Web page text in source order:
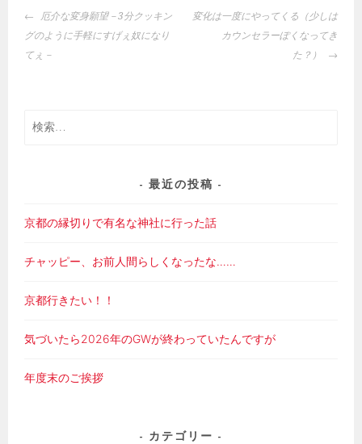
投
稿
ナ
シ
厄介な変身願望－3分クッキン
グのように手軽にすげぇ奴になり
てぇ－
変化は一度にやってくる（少しは
カウンセラーぽくなってき
た？）
検
最近の投稿
京都の縁切りで有名な神社に行った話
チャッピー、お前人間らしくなったな……
京都行きたい！！
気づいたら2026年のGWが終わっていたんですが
年度末のご挨拶
カテゴリー